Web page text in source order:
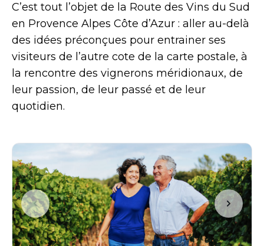
C’est tout l’objet de la Route des Vins du Sud
en Provence Alpes Côte d’Azur : aller au-delà
des idées préconçues pour entrainer ses
visiteurs de l’autre cote de la carte postale, à
la rencontre des vignerons méridionaux, de
leur passion, de leur passé et de leur
quotidien.